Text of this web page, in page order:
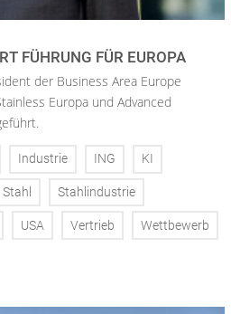
FÜHRUNG FÜR EUROPA
der Business Area Europe
Europa und Advanced
Industrie ING KI
Stahl Stahlindustrie
USA Vertrieb Wettbewerb